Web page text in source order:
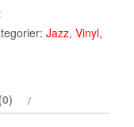
Jazz, Vinyl,